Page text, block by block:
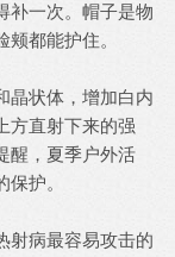
补一次。帽子是物
都能护住。
晶状体，增加白内
方直射下来的强
醒，夏季户外活
护。
射病最容易攻击的